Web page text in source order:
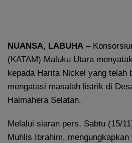
NUANSA, LABUHA –
(KATAM) Maluku Utara
kepada Harita Nickel yang telah
mengatasi masalah listrik di
Halmahera Selatan.
Melalui siaran pers, Sabtu (15/
Muhlis Ibrahim,